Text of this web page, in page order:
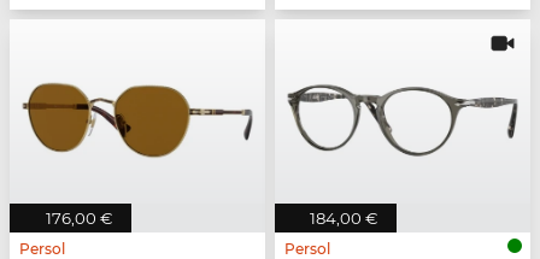
176,00 €
Persol
184,00 €
Persol